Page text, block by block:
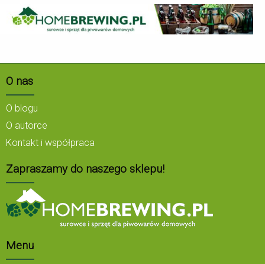
O nas
O blogu
O autorce
Kontakt i współpraca
Zapraszamy do naszego sklepu!
Menu